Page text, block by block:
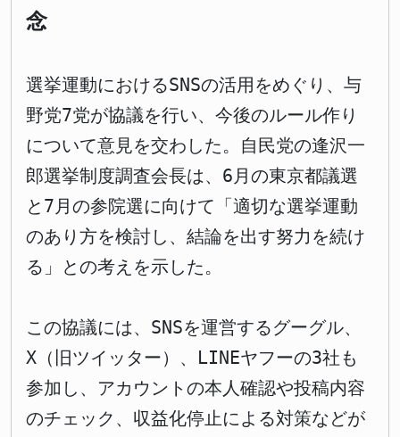
念
選挙運動におけるSNSの活用をめぐり、与
野党7党が協議を行い、今後のルール作り
について意見を交わした。自民党の逢沢一
郎選挙制度調査会長は、6月の東京都議選
と7月の参院選に向けて「適切な選挙運動
のあり方を検討し、結論を出す努力を続け
る」との考えを示した。
この協議には、SNSを運営するグーグル、
X（旧ツイッター）、LINEヤフーの3社も
参加し、アカウントの本人確認や投稿内容
のチェック、収益化停止による対策などが